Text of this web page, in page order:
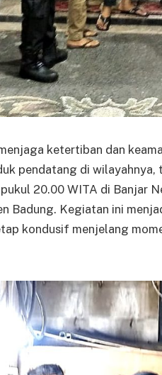
ketertiban dan
pendatang di
20.00 WITA di Banjar
Badung. Kegiatan ini
kondusif menjelang